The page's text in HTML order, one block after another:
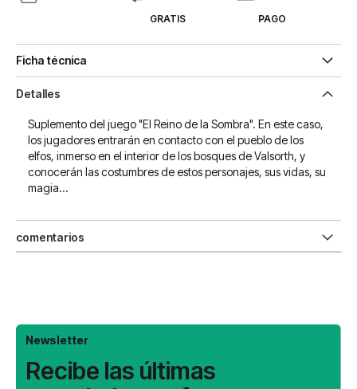
GRATIS PAGO
Ficha técnica
Detalles
Suplemento del juego "El Reino de la Sombra". En este caso,
los jugadores entrarán en contacto con el pueblo de los
elfos, inmerso en el interior de los bosques de Valsorth, y
conocerán las costumbres de estos personajes, sus vidas, su
magia...
comentarios
Newsletter
Recibe las últimas